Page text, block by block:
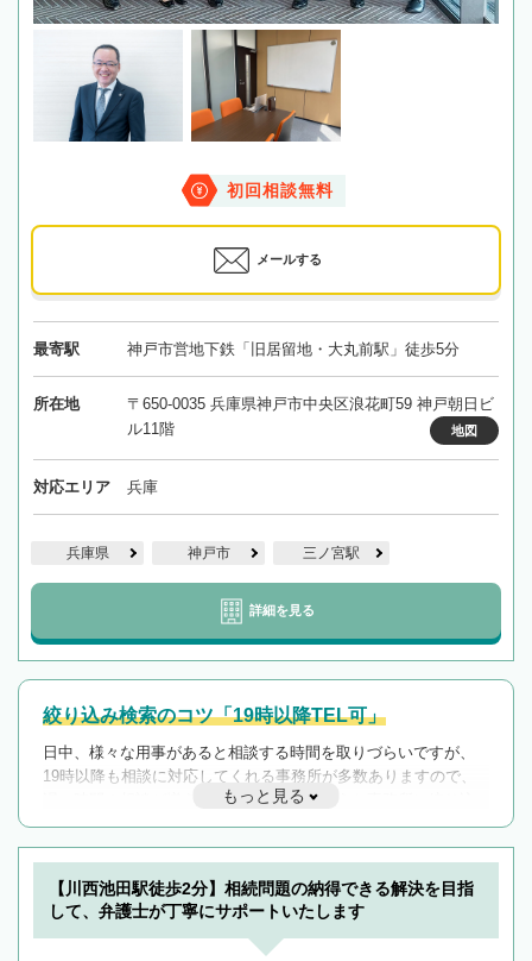
初回相談無料
メールする
最寄駅 神戸市営地下鉄「旧居留地・大丸前駅」徒歩5分
所在地
〒650-0035 兵庫県神戸市中央区浪花町59 神戸朝日ビ
ル11階
地図
対応エリア 兵庫
兵庫県 神戸市 三ノ宮駅
詳細を見る
絞り込み検索のコツ「19時以降TEL可」
日中、様々な用事があると相談する時間を取りづらいですが、
19時以降も相談に対応してくれる事務所が多数ありますので、
遅い時間の相談が増えそうな場合はそのような事務所に絞り込
んで検索してみましょう。
19時以降TEL可の条件
を加えて再検索
もっと見る
【川西池田駅徒歩2分】相続問題の納得できる解決を目指
して、弁護士が丁寧にサポートいたします